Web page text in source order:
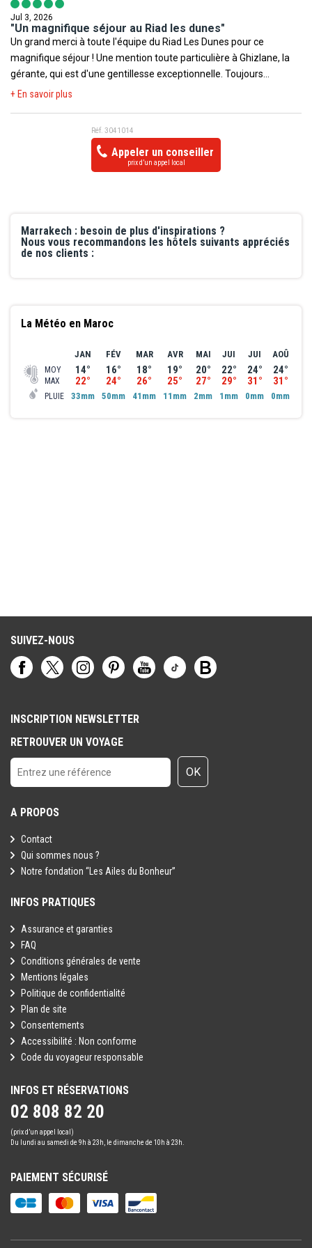
Jul 3, 2026
"Un magnifique séjour au Riad les dunes"
Un grand merci à toute l'équipe du Riad Les Dunes pour ce
magnifique séjour ! Une mention toute particulière à Ghizlane, la
gérante, qui est d'une gentillesse exceptionnelle. Toujours
souriante, disponible et à l'écoute, elle fait tout pour que les clients
professionnalisme. On se sent rapidement comme chez soi.
+ En savoir plus
Réf. 3041014
Appeler un conseiller
prix d’un appel local
Marrakech : besoin de plus d'inspirations ?
Nous vous recommandons les hôtels suivants appréciés
de nos clients :
La Météo en Maroc
MOY
MAX
PLUIE
JAN
14°
22°
33mm
FÉV
16°
24°
50mm
MAR
18°
26°
41mm
AVR
19°
25°
11mm
MAI
20°
27°
2mm
JUI
22°
29°
1mm
JUI
24°
31°
0mm
AOÛ
24°
31°
0mm
SUIVEZ-NOUS
INSCRIPTION NEWSLETTER
RETROUVER UN VOYAGE
OK
A PROPOS
Contact
Qui sommes nous ?
Notre fondation “Les Ailes du Bonheur”
INFOS PRATIQUES
Assurance et garanties
FAQ
Conditions générales de vente
Mentions légales
Politique de confidentialité
Plan de site
Consentements
Accessibilité : Non conforme
Code du voyageur responsable
INFOS ET RÉSERVATIONS
02 808 82 20
(prix d’un appel local)
Du lundi au samedi de 9h à 23h, le dimanche de 10h à 23h.
PAIEMENT SÉCURISÉ